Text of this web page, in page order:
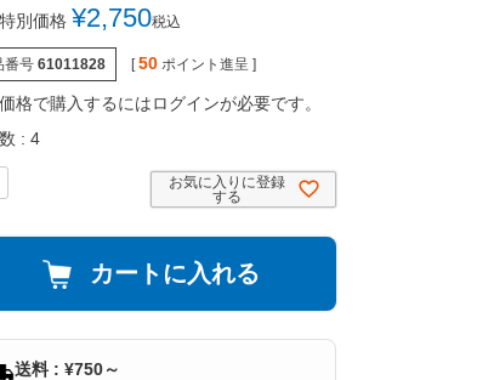
別価格 ¥2,750税込
番号 61011828 [ 50 ポイント進呈 ]
格で購入するにはログインが必要です。
4
お気に入りに登録
する
カートに入れる
送料 : ¥750～